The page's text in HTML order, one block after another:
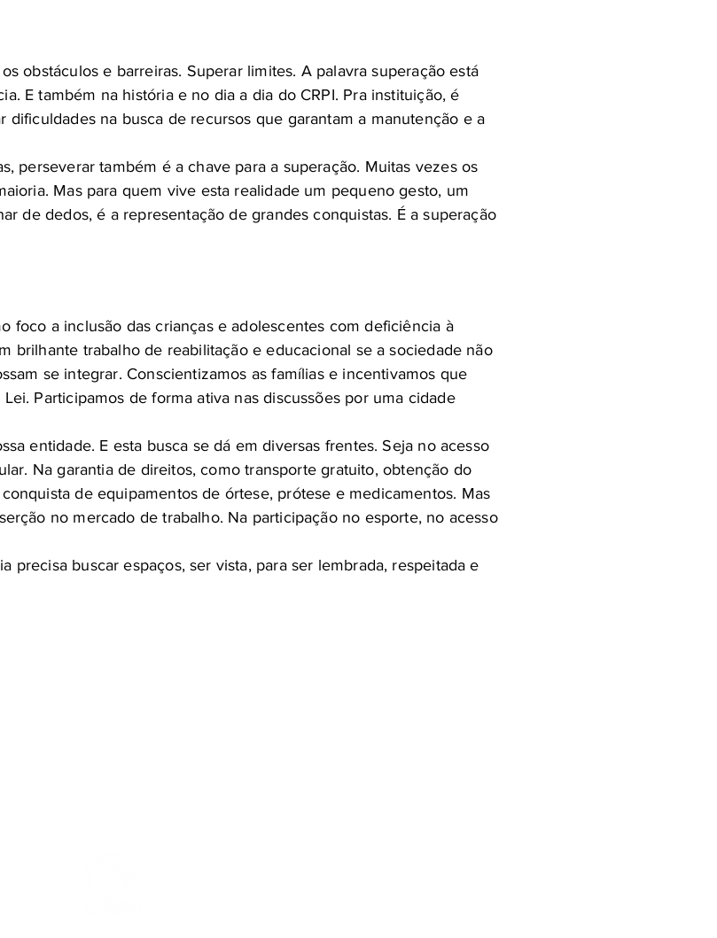
obstáculos e barreiras. Superar limites. A palavra superação está
E também na história e no dia a dia do CRPI. Pra instituição, é
dificuldades na busca de recursos que garantam a manutenção e a
perseverar também é a chave para a superação. Muitas vezes os
Mas para quem vive esta realidade um pequeno gesto, um
de dedos, é a representação de grandes conquistas. É a superação
foco a inclusão das crianças e adolescentes com deficiência à
brilhante trabalho de reabilitação e educacional se a sociedade não
se integrar. Conscientizamos as famílias e incentivamos que
Participamos de forma ativa nas discussões por uma cidade
entidade. E esta busca se dá em diversas frentes. Seja no acesso
Na garantia de direitos, como transporte gratuito, obtenção do
de equipamentos de órtese, prótese e medicamentos. Mas
no mercado de trabalho. Na participação no esporte, no acesso
precisa buscar espaços, ser vista, para ser lembrada, respeitada e